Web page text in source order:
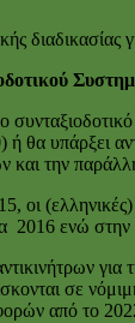
ή θα υπάρξει
και την
οι
2016 ενώ
σε
από το